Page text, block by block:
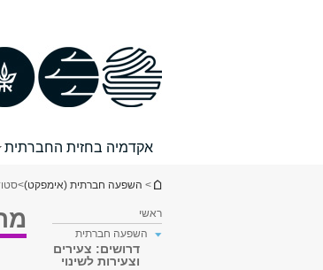
אקדמיה בחזית החברתית
הינך נמצא כאן
> השפעה חברתית (אימפקט)>
ראשי
השפעה חברתית
דרושים: צעירים
וצעירות לשינוי